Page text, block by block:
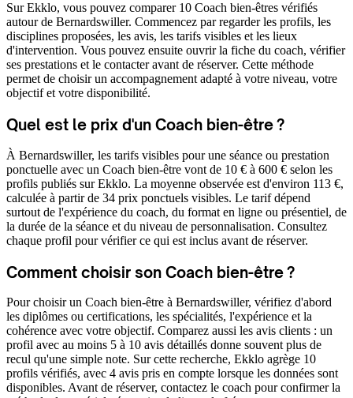
Sur Ekklo, vous pouvez comparer 10 Coach bien-êtres vérifiés
autour de Bernardswiller. Commencez par regarder les profils, les
disciplines proposées, les avis, les tarifs visibles et les lieux
d'intervention. Vous pouvez ensuite ouvrir la fiche du coach, vérifier
ses prestations et le contacter avant de réserver. Cette méthode
permet de choisir un accompagnement adapté à votre niveau, votre
objectif et votre disponibilité.
Quel est le prix d'un Coach bien-être ?
À Bernardswiller, les tarifs visibles pour une séance ou prestation
ponctuelle avec un Coach bien-être vont de 10 € à 600 € selon les
profils publiés sur Ekklo. La moyenne observée est d'environ 113 €,
calculée à partir de 34 prix ponctuels visibles. Le tarif dépend
surtout de l'expérience du coach, du format en ligne ou présentiel, de
la durée de la séance et du niveau de personnalisation. Consultez
chaque profil pour vérifier ce qui est inclus avant de réserver.
Comment choisir son Coach bien-être ?
Pour choisir un Coach bien-être à Bernardswiller, vérifiez d'abord
les diplômes ou certifications, les spécialités, l'expérience et la
cohérence avec votre objectif. Comparez aussi les avis clients : un
profil avec au moins 5 à 10 avis détaillés donne souvent plus de
recul qu'une simple note. Sur cette recherche, Ekklo agrège 10
profils vérifiés, avec 4 avis pris en compte lorsque les données sont
disponibles. Avant de réserver, contactez le coach pour confirmer la